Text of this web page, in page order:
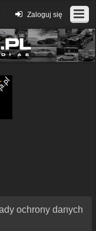
Zaloguj się
ochrony danych